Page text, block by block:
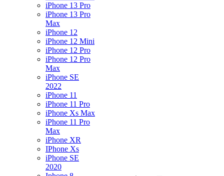
iPhone 13 Pro
iPhone 13 Pro
Max
iPhone 12
iPhone 12 Mini
iPhone 12 Pro
iPhone 12 Pro
Max
iPhone SE
2022
iPhone 11
iPhone 11 Pro
iPhone Xs Max
iPhone 11 Pro
Max
iPhone XR
IPhone Xs
iPhone SE
2020